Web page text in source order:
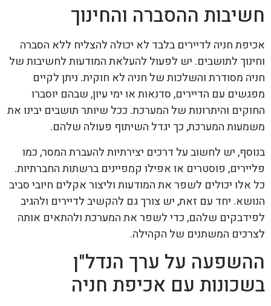
חשיבות ההסברה והחינוך
אכיפת חניה לדיירים בלבד לא יכולה להצליח ללא הסברה
וחינוך לתושבים. יש לפעול להעלאת המודעות לחשיבות של
חניה מסודרת והשלכות של חניה לא חוקית. ניתן לקיים
מפגשים עם הדיירים, סדנאות או ימי עיון, שבהם יוסברו
החוקים והיתרונות של המערכת. ככל שיותר תושבים יבינו את
משמעות המערכת, כך יגדל השיתוף פעולה שלהם.
בנוסף, יש לחשוב על דרכים יצירתיות להעברת המסר, כמו
פליירים, פוסטרים או אפילו קמפיינים ברשתות החברתיות.
כל אלו יכולים לשפר את המודעות וליצור אקלים חיובי סביב
הנושא. יחד עם זאת, יש צורך גם להקשיב לדיירים ולהגיב
לפידבקים שלהם, כדי לשפר את המערכת ולהתאים אותה
לצרכים המשתנים של הקהילה.
ההשפעה על ערך הנדל"ן
בשכונות עם אכיפת חניה